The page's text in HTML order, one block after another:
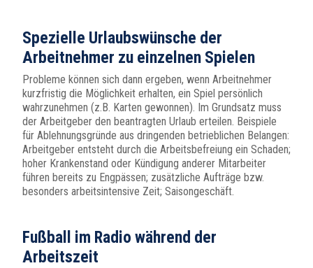
Spezielle Urlaubswünsche der
Arbeitnehmer zu einzelnen Spielen
Probleme können sich dann ergeben, wenn Arbeitnehmer
kurzfristig die Möglichkeit erhalten, ein Spiel persönlich
wahrzunehmen (z.B. Karten gewonnen). Im Grundsatz muss
der Arbeitgeber den beantragten Urlaub erteilen. Beispiele
für Ablehnungsgründe aus dringenden betrieblichen Belangen:
Arbeitgeber entsteht durch die Arbeitsbefreiung ein Schaden;
hoher Krankenstand oder Kündigung anderer Mitarbeiter
führen bereits zu Engpässen; zusätzliche Aufträge bzw.
besonders arbeitsintensive Zeit; Saisongeschäft.
Fußball im Radio während der
Arbeitszeit